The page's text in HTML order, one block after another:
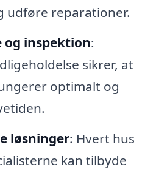
udføre reparationer.
og inspektion:
sikrer, at
optimalt og
løsninger: Hvert hus
kan tilbyde